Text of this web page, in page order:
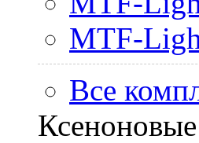
MTF-
Все